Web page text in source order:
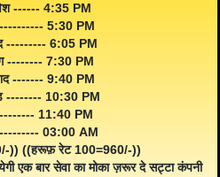
------ 4:35 PM
5:30 PM
--------- 6:05 PM
-------- 7:30 PM
------- 9:40 PM
-------- 10:30 PM
11:40 PM
03:00 AM
)) ((हरूफ़ रेट 100=960/-))
एक बार सेवा का मोका ज़रूर दे सट्टा कंपनी